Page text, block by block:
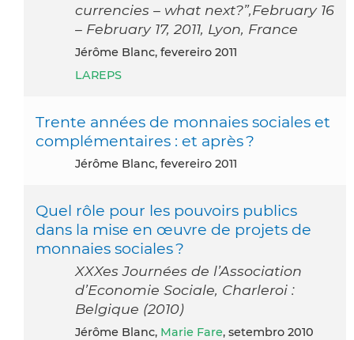
currencies – what next?”,February 16
– February 17, 2011, Lyon, France
Jérôme Blanc, fevereiro 2011
LAREPS
Trente années de monnaies sociales et
complémentaires : et après ?
Jérôme Blanc, fevereiro 2011
Quel rôle pour les pouvoirs publics
dans la mise en œuvre de projets de
monnaies sociales ?
XXXes Journées de l’Association
d’Economie Sociale, Charleroi :
Belgique (2010)
Jérôme Blanc, Marie Fare, setembro 2010